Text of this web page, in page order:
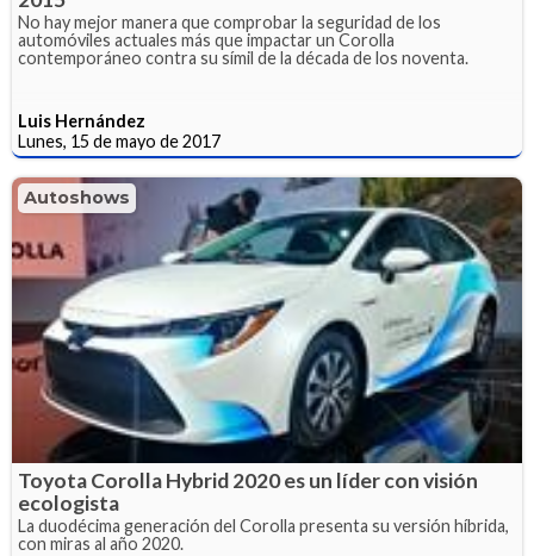
No hay mejor manera que comprobar la seguridad de los
automóviles actuales más que impactar un Corolla
contemporáneo contra su símil de la década de los noventa.
Luis Hernández
Lunes, 15 de mayo de 2017
Autoshows
Toyota Corolla Hybrid 2020 es un líder con visión
ecologista
La duodécima generación del Corolla presenta su versión híbrida,
con miras al año 2020.